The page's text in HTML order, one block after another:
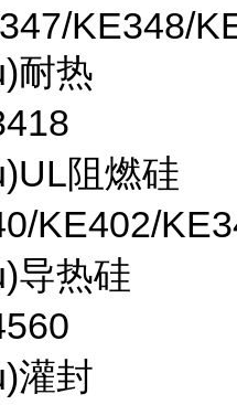
KE348/
耐热
阻燃硅
KE402/
导热硅
灌封